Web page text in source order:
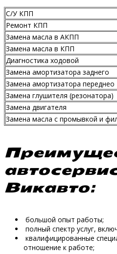
С/У КПП
Ремонт КПП
Замена масла в АКПП
Замена масла в КПП
Диагностика ходовой
Замена амортизатора заднего
Замена амортизатора переднео
Замена глушителя (резонатора)
Замена двигателя
Замена масла с промывкой и
Викавто:
большой опыт работы;
полный спектр услуг,
квалифицированные
отношение к работе;